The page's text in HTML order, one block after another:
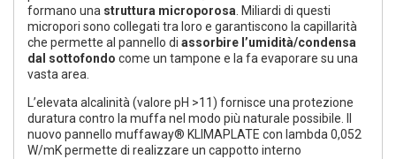
formano una struttura microporosa . Miliardi di questi
micropori sono collegati tra loro e garantiscono la capillarità
che permette al pannello di assorbire l’umidità/condensa
dal sottofondo come un tampone e la fa evaporare su una
vasta area.
L’elevata alcalinità (valore pH >11) fornisce una protezione
duratura contro la muffa nel modo più naturale possibile. Il
nuovo pannello muffaway® KLIMAPLATE con lambda 0,052
W/mK permette di realizzare un cappotto interno